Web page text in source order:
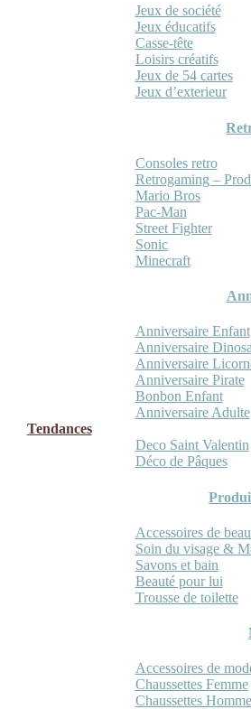
Jeux de société
Jeux éducatifs
Casse-tête
Loisirs créatifs
Jeux de 54 cartes
Jeux d’exterieur
Consoles retro
Retrogaming –
Mario Bros
Pac-Man
Street Fighter
Sonic
Minecraft
Anniversaire Enfant
Anniversaire
Anniversaire
Anniversaire Pirate
Bonbon Enfant
Anniversaire Adulte
Tendances
Deco Saint Valentin
Déco de Pâques
Accessoires de
Soin du visage &
Savons et bain
Beauté pour lui
Trousse de toilette
Accessoires de
Chaussettes Femme
Chaussettes Homme